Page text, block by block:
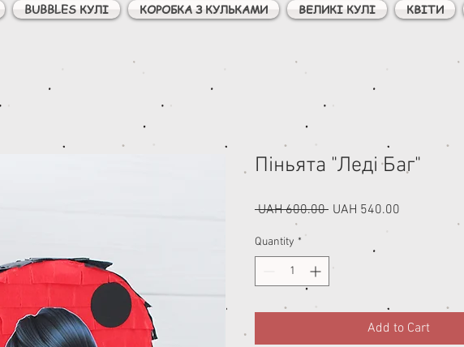
BUBBLES КУЛІ КОРОБКА З КУЛЬКАМИ ВЕЛИКІ КУЛІ КВІТИ
Піньята "Леді Баг"
UAH 600.00 Regular
UAH 540.00
Quantity *
Add to Cart